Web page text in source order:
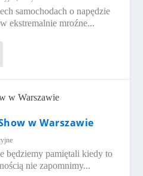
samochodach o napędzie
ekstremalnie mroźne...
w Warszawie
będziemy pamiętali kiedy to
nie zapomnimy...